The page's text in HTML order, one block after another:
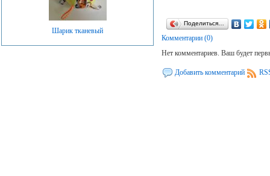
Шарик тканевый
Поделиться…
Комментарии (0)
Нет комментариев. Ваш будет
Добавить комментарий